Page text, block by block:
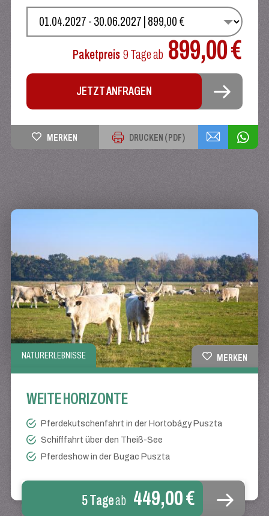
WÄHLEN SIE IHREN TERMIN
Paketpreis9 Tageab 899,00 €
JETZT ANFRAGEN
MERKEN DRUCKEN (PDF)
NATURERLEBNISSE MERKEN
WEITE HORIZONTE
Pferdekutschenfahrt in der Hortobágy Puszta
Schifffahrt über den Theiß-See
Pferdeshow in der Bugac Puszta
5 Tageab 449,00 €